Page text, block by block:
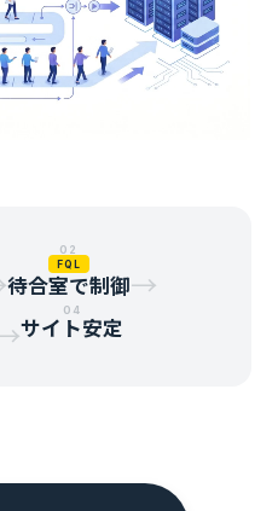
02
FQL
待合室で制御→
04
サイト安定